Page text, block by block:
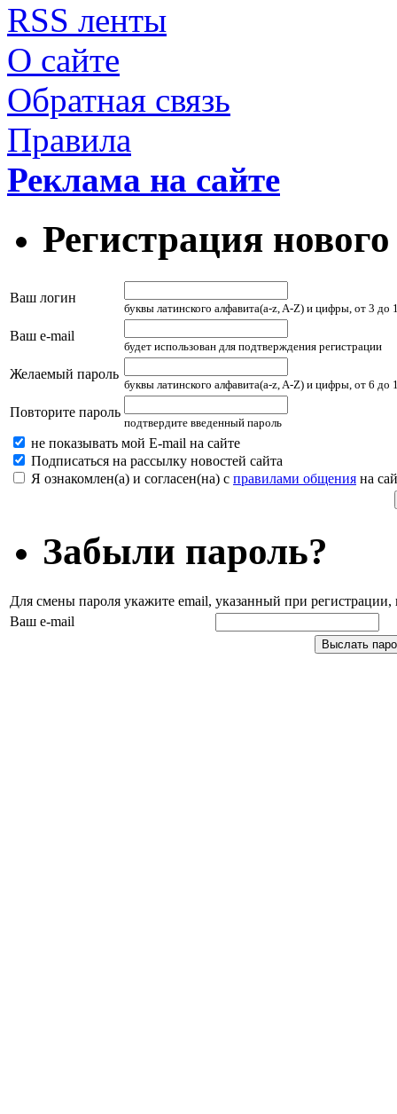
RSS ленты
О сайте
Обратная связь
Правила
Реклама на сайте
Регистрация
Ваш логин
буквы латинского алфавита(a-z, A-Z) и цифры, от 3 до
Ваш e-mail
будет использован для подтверждения регистрации
Желаемый пароль
буквы латинского алфавита(a-z, A-Z) и цифры, от 6 до
Повторите пароль
подтвердите введенный пароль
не показывать мой E-mail на сайте
Подписаться на рассылку новостей сайта
Я ознакомлен(а) и согласен(на) с правилами общения на
Забыли пароль?
Для смены пароля укажите email, указанный при
Ваш e-mail